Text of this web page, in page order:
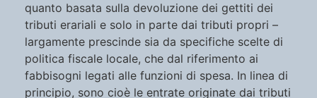
quanto basata sulla devoluzione dei gettiti dei
tributi erariali e solo in parte dai tributi propri –
largamente prescinde sia da specifiche scelte di
politica fiscale locale, che dal riferimento ai
fabbisogni legati alle funzioni di spesa. In linea di
principio, sono cioè le entrate originate dai tributi